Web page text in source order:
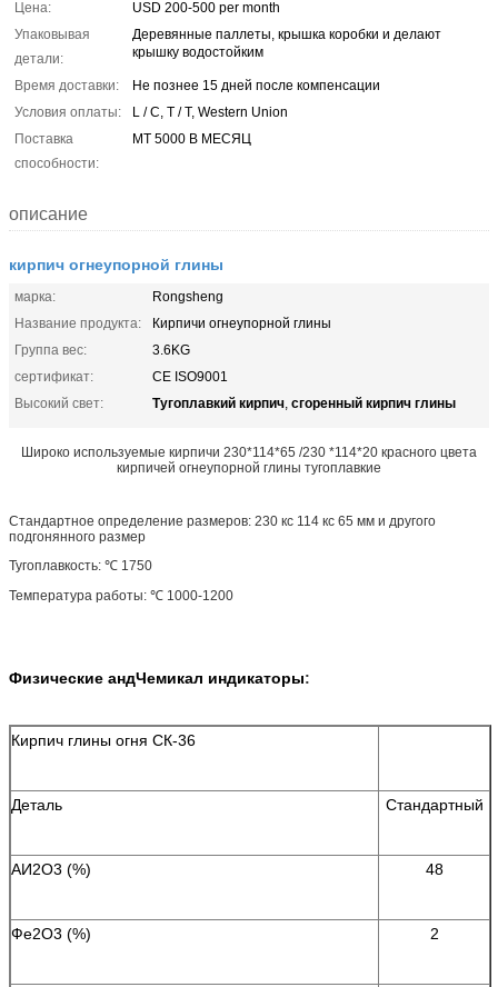
Цена:
USD 200-500 per month
Упаковывая
детали:
Деревянные паллеты, крышка коробки и делают
крышку водостойким
Время доставки:
Не познее 15 дней после компенсации
Условия оплаты:
L / C, T / T, Western Union
Поставка
способности:
MT 5000 В МЕСЯЦ
описание
кирпич огнеупорной глины
марка:
Rongsheng
Название продукта:
Кирпичи огнеупорной глины
Группа вес:
3.6KG
сертификат:
CE ISO9001
Высокий свет:
Тугоплавкий кирпич, сгоренный кирпич глины
Широко используемые кирпичи 230*114*65 /230 *114*20 красного цвета
кирпичей огнеупорной глины тугоплавкие
Стандартное определение размеров: 230 кс 114 кс 65 мм и другого
подгонянного размер
Тугоплавкость: ℃ 1750
Температура работы: ℃ 1000-1200
Физические андЧемикал индикаторы:
Кирпич глины огня СК-36
Деталь Стандартный
АИ2О3 (%) 48
Фе2О3 (%) 2